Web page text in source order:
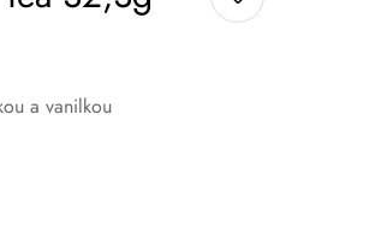
a vanilkou